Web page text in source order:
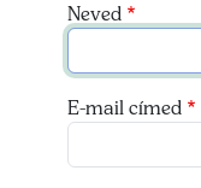
Neved
E-mail címed